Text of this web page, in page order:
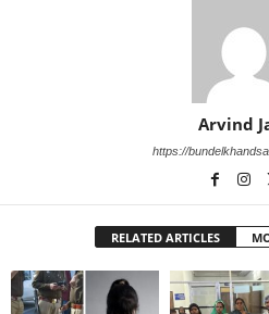
Arvind
https://
RELATED ARTICLES